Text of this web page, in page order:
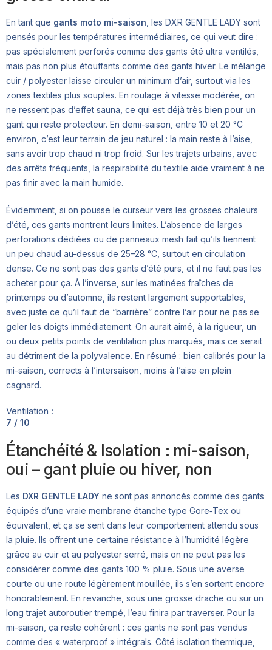
En tant que gants moto mi-saison , les DXR GENTLE LADY sont
pensés pour les températures intermédiaires, ce qui veut dire :
pas spécialement perforés comme des gants été ultra ventilés,
mais pas non plus étouffants comme des gants hiver. Le mélange
cuir / polyester laisse circuler un minimum d’air, surtout via les
zones textiles plus souples. En roulage à vitesse modérée, on
ne ressent pas d’effet sauna, ce qui est déjà très bien pour un
gant qui reste protecteur. En demi-saison, entre 10 et 20 °C
environ, c’est leur terrain de jeu naturel : la main reste à l’aise,
sans avoir trop chaud ni trop froid. Sur les trajets urbains, avec
des arrêts fréquents, la respirabilité du textile aide vraiment à ne
pas finir avec la main humide.
Évidemment, si on pousse le curseur vers les grosses chaleurs
d’été, ces gants montrent leurs limites. L’absence de larges
perforations dédiées ou de panneaux mesh fait qu’ils tiennent
un peu chaud au-dessus de 25–28 °C, surtout en circulation
dense. Ce ne sont pas des gants d’été purs, et il ne faut pas les
acheter pour ça. À l’inverse, sur les matinées fraîches de
printemps ou d’automne, ils restent largement supportables,
avec juste ce qu’il faut de “barrière” contre l’air pour ne pas se
geler les doigts immédiatement. On aurait aimé, à la rigueur, un
ou deux petits points de ventilation plus marqués, mais ce serait
au détriment de la polyvalence. En résumé : bien calibrés pour la
mi-saison, corrects à l’intersaison, moins à l’aise en plein
cagnard.
Ventilation :
7 / 10
Étanchéité & Isolation : mi-saison,
oui – gant pluie ou hiver, non
Les DXR GENTLE LADY ne sont pas annoncés comme des gants
équipés d’une vraie membrane étanche type Gore‑Tex ou
équivalent, et ça se sent dans leur comportement attendu sous
la pluie. Ils offrent une certaine résistance à l’humidité légère
grâce au cuir et au polyester serré, mais on ne peut pas les
considérer comme des gants 100 % pluie. Sous une averse
courte ou une route légèrement mouillée, ils s’en sortent encore
honorablement. En revanche, sous une grosse drache ou sur un
long trajet autoroutier trempé, l’eau finira par traverser. Pour la
mi-saison, ça reste cohérent : ces gants ne sont pas vendus
comme des « waterproof » intégrals. Côté isolation thermique,